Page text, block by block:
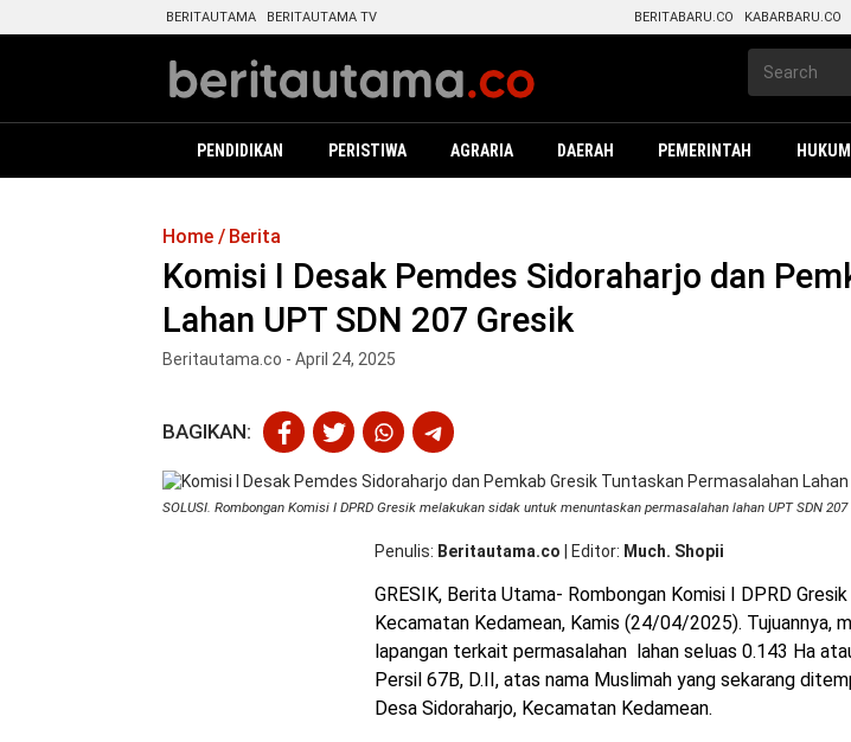
BERITAUTAMA BERITAUTAMA TV BERITABARU.CO KABARBARU.CO
PENDIDIKAN PERISTIWA AGRARIA DAERAH PEMERINTAH HUKUM
Home Berita
Komisi I Desak Pemdes Sidoraharjo dan
Lahan UPT SDN 207 Gresik
Beritautama.co - April 24, 2025
BAGIKAN:
SOLUSI. Rombongan Komisi I DPRD Gresik melakukan sidak untuk menuntaskan permasalahan lahan UPT SDN
Penulis Beritautama.co Editor Much. Shopii
GRESIK, Berita Utama- Rombongan Komisi I DPRD
Kecamatan Kedamean, Kamis (24/04/2025). Tujuannya,
lapangan terkait permasalahan lahan seluas 0.143 Ha
Persil 67B, D.II, atas nama Muslimah yang sekarang
Desa Sidoraharjo, Kecamatan Kedamean.